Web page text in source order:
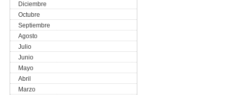
Diciembre
Octubre
Septiembre
Agosto
Julio
Junio
Mayo
Abril
Marzo